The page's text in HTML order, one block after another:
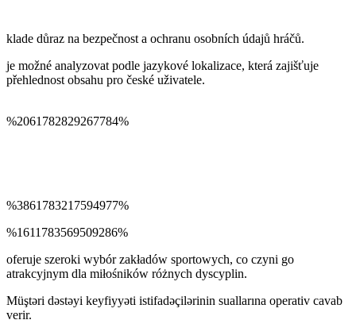
klade důraz na bezpečnost a ochranu osobních údajů hráčů.
je možné analyzovat podle jazykové lokalizace, která zajišťuje
přehlednost obsahu pro české uživatele.
%2061782829267784%
%3861783217594977%
%1611783569509286%
oferuje szeroki wybór zakładów sportowych, co czyni go
atrakcyjnym dla miłośników różnych dyscyplin.
Müştəri dəstəyi keyfiyyəti istifadəçilərinin suallarına operativ cavab
verir.